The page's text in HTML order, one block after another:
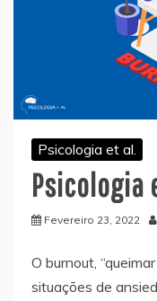
Psicologia et al.
Psicologia
Fevereiro 23, 2022
O burnout,
situações de